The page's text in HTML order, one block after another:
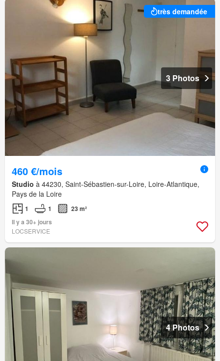
très demandée
3 Photos
460 €/mois
Studio à 44230, Saint-Sébastien-sur-Loire, Loire-Atlantique,
Pays de la Loire
1 1
23 m²
Il y a 30+ jours
LOCSERVICE
4 Photos